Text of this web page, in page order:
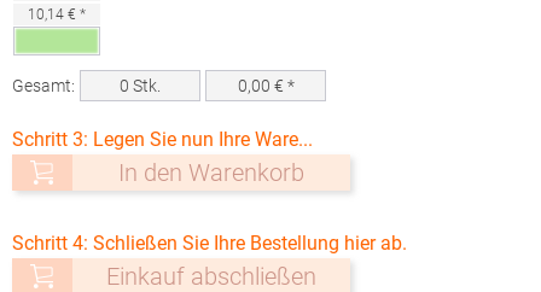
10,14 € *
Gesamt: 0 Stk. 0,00 € *
Schritt 3: Legen Sie nun Ihre Ware...
In den Warenkorb
Schritt 4: Schließen Sie Ihre Bestellung hier ab.
Einkauf abschließen